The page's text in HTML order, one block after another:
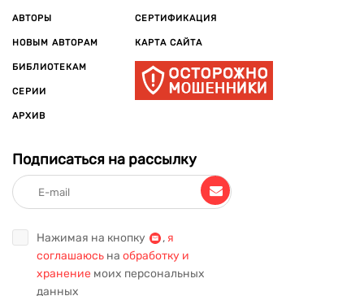
АВТОРЫ
НОВЫМ АВТОРАМ
БИБЛИОТЕКАМ
СЕРИИ
АРХИВ
СЕРТИФИКАЦИЯ
КАРТА САЙТА
Подписаться на рассылку
Нажимая на кнопку , я
соглашаюсь на обработку и
хранение моих персональных
данных